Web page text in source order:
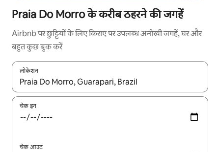
Praia Do Morro के करीब ठहरने की जगहें
Airbnb पर छुट्टियों के लिए किराए पर उपलब्ध अनोखी जगहें, घर और
बहुत कुछ बुक करें
लोकेशन
नतीजों के उपलब्ध होने पर, अप और डाउन 'ऐरो की' का इस्तेमाल करके नेविगेट
चेक इन
चेक आउट